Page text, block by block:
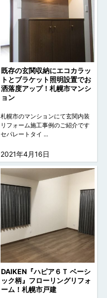
既存の玄関収納にエコカラッ
トとブラケット照明設置でお
洒落度アップ！札幌市マンシ
ョン
札幌市のマンションにて玄関内装
リフォーム施工事例のご紹介です
セパレートタイ ...
2021年4月16日
DAIKEN『ハピア６Ｔ ベーシ
ック柄』フローリングリフォ
ーム！札幌市戸建